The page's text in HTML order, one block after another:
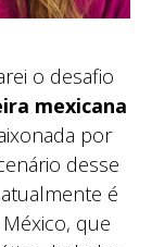
o desafio
mexicana
por
desse
é
que